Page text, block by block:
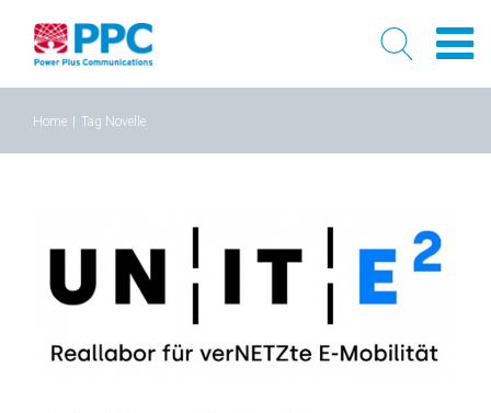
content
Home Tag: Novelle